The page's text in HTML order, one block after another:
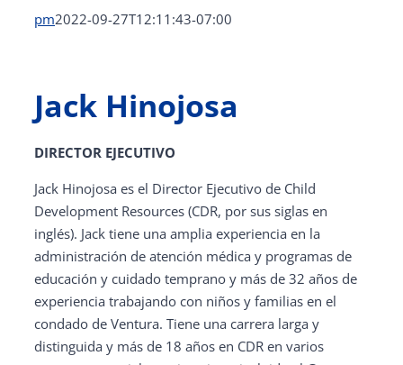
pm2022-09-27T12:11:43-07:00
Jack Hinojosa
DIRECTOR EJECUTIVO
Jack Hinojosa es el Director Ejecutivo de Child
Development Resources (CDR, por sus siglas en
inglés). Jack tiene una amplia experiencia en la
administración de atención médica y programas de
educación y cuidado temprano y más de 32 años de
experiencia trabajando con niños y familias en el
condado de Ventura. Tiene una carrera larga y
distinguida y más de 18 años en CDR en varios